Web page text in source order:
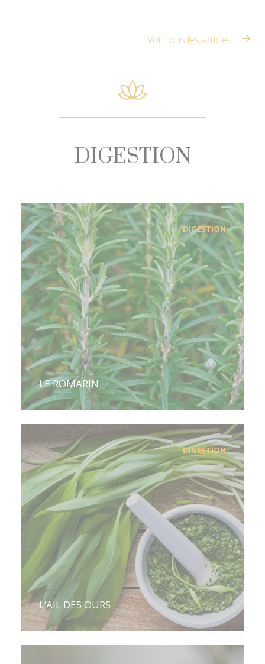
Voir tous les articles
DIGESTION
DIGESTION
LE ROMARIN
DIGESTION
L’AIL DES OURS